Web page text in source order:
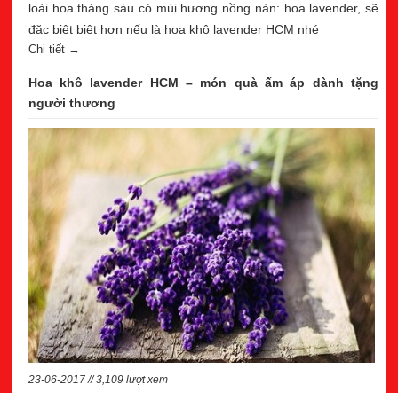
loài hoa tháng sáu có mùi hương nồng nàn: hoa lavender, sẽ
đặc biệt biệt hơn nếu là hoa khô lavender HCM nhé
Chi tiết →
Hoa khô lavender HCM – món quà ấm áp dành tặng
người thương
23-06-2017 // 3,109 lượt xem